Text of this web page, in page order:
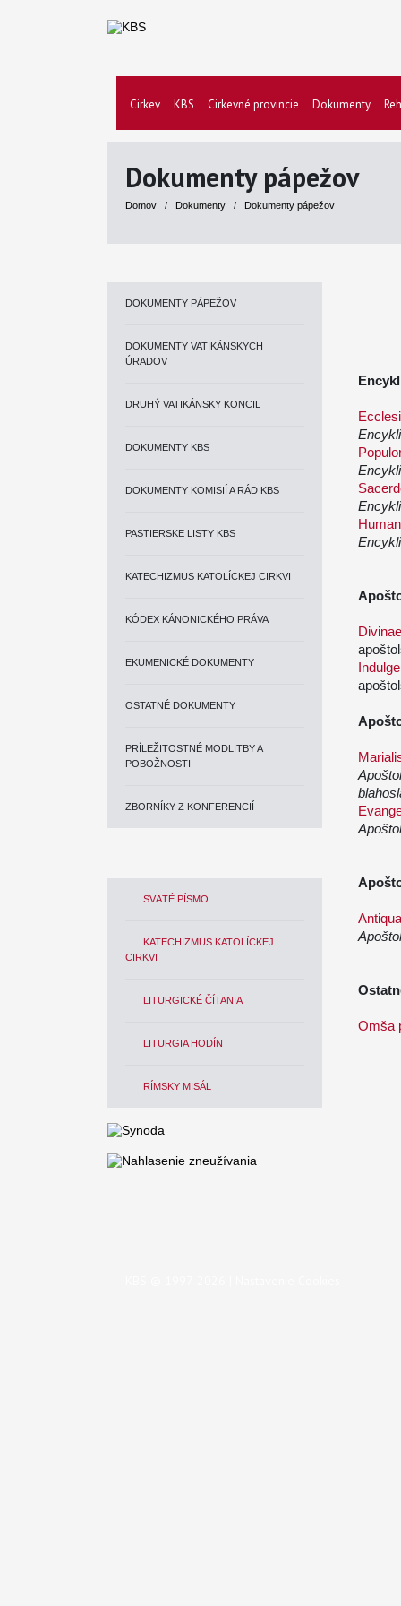
Cirkev KBS Cirkevné provincie Dokumenty
Dokumenty pápežov
Domov / Dokumenty / Dokumenty pápežov
DOKUMENTY PÁPEŽOV
DOKUMENTY VATIKÁNSKYCH
ÚRADOV
DRUHÝ VATIKÁNSKY KONCIL
DOKUMENTY KBS
DOKUMENTY KOMISIÍ A RÁD KBS
PASTIERSKE LISTY KBS
KATECHIZMUS KATOLÍCKEJ CIRKVI
KÓDEX KÁNONICKÉHO PRÁVA
EKUMENICKÉ DOKUMENTY
OSTATNÉ DOKUMENTY
PRÍLEŽITOSTNÉ MODLITBY A
POBOŽNOSTI
ZBORNÍKY Z KONFERENCIÍ
SVÄTÉ PÍSMO
KATECHIZMUS KATOLÍCKEJ
CIRKVI
LITURGICKÉ ČÍTANIA
LITURGIA HODÍN
RÍMSKY MISÁL
Omša